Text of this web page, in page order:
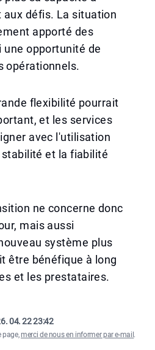
défis. La situation
apporté des
opportunité de
opérationnels.
flexibilité pourrait
et les services
avec l'utilisation
et la fiabilité
ne concerne donc
mais aussi
système plus
être bénéfique à long
et les prestataires.
04. 22 23:42
page,merci de nous en informer par e-mail .